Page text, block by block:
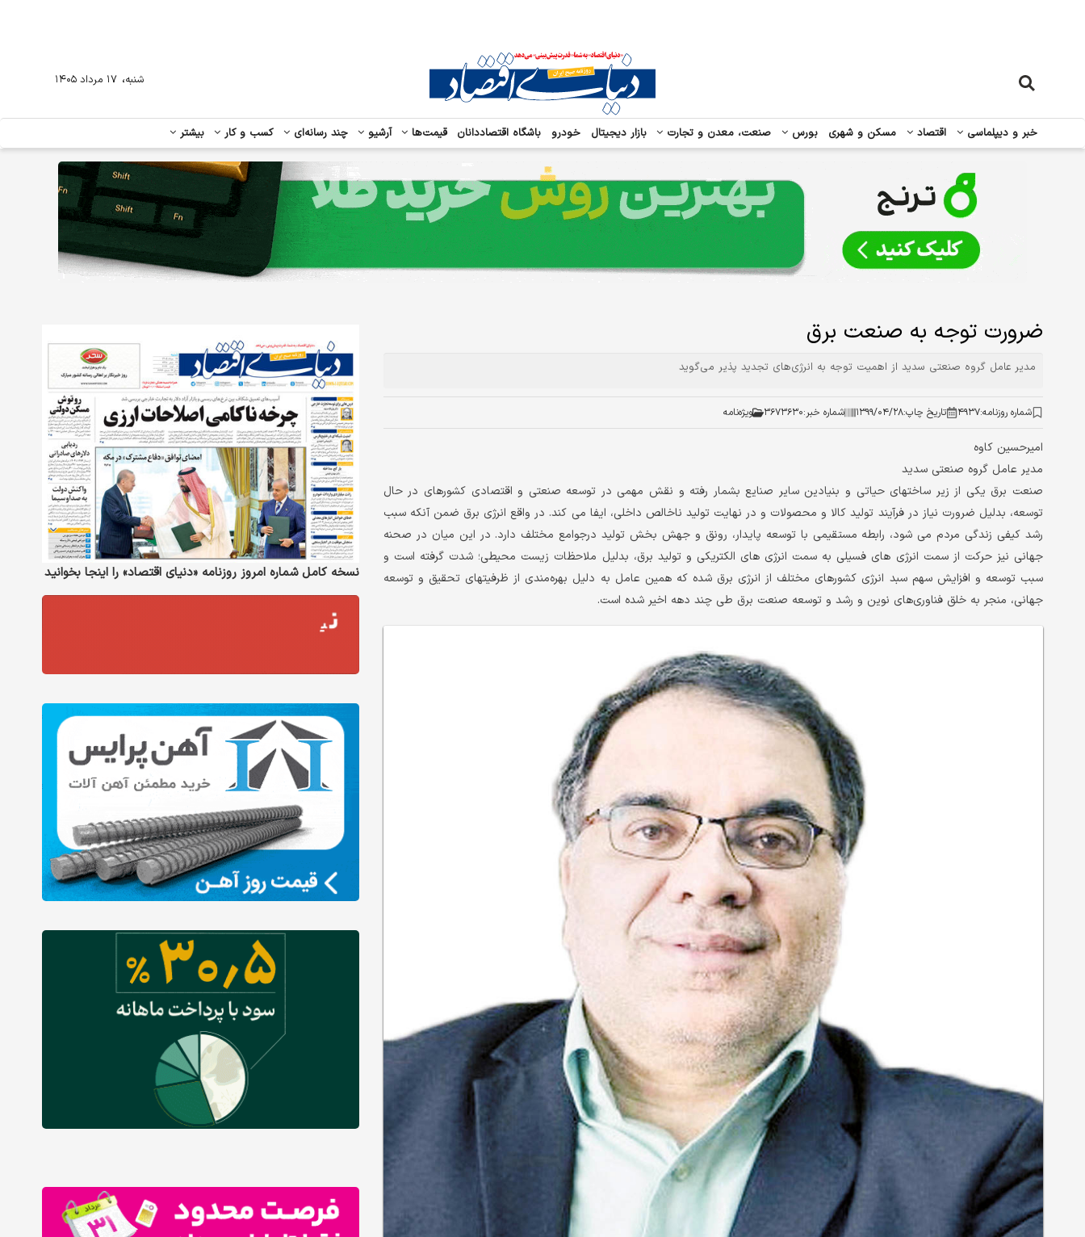
خبر و دیپلماسی اقتصاد مسکن و شهری بورس صنعت، معدن و تجارت بازار دیجیتال خودرو باشگاه اقتصاددانان قیمت‌ها آرشیو چند رسانه‌ای کسب و کار بیشتر
شنبه، ۱۷ مرداد ۱۴۰۵
ضرورت توجه به صنعت برق
مدیر عامل گروه صنعتی سدید از اهمیت توجه به انرژی‌های تجدید پذیر می‌گوید
شماره روزنامه:۴۹۳۷ تاریخ چاپ:۱۳۹۹/۰۴/۲۸ شماره خبر:۳۶۷۳۶۳۰ ویژه‌نامه
امیرحسین کاوه
مدیر عامل گروه صنعتی سدید
صنعت برق یکی از زیر ساختهای حیاتی و بنیادین سایر صنایع بشمار رفته و نقش مهمی در توسعه صنعتی و اقتصادی کشورهای در حال
توسعه، بدلیل ضرورت نیاز در فرآیند تولید کالا و محصولات و در نهایت تولید ناخالص داخلی، ایفا می کند. در واقع انرژی برق ضمن آنکه سبب
رشد کیفی زندگی مردم می شود، رابطه مستقیمی با توسعه پایدار، رونق و جهش بخش تولید درجوامع مختلف دارد. در این میان در صحنه
جهانی نیز حرکت از سمت انرژی های فسیلی به سمت انرژی های الکتریکی و تولید برق، بدلیل ملاحظات زیست محیطی؛ شدت گرفته است و
سبب توسعه و افزایش سهم سبد انرژی کشورهای مختلف از انرژی برق شده که همین عامل به دلیل بهره‌مندی از ظرفیتهای تحقیق و توسعه
جهانی، منجر به خلق فناوری‌های نوین و رشد و توسعه صنعت برق طی چند دهه اخیر شده است.
نسخه کامل شماره امروز روزنامه «دنیای‌ اقتصاد» را اینجا بخوانید